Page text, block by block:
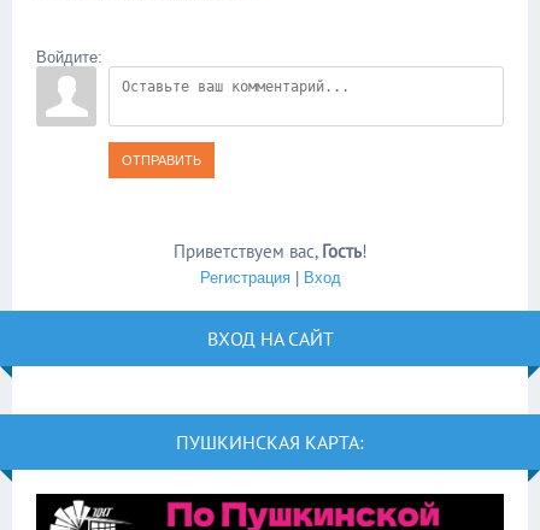
Войдите:
ОТПРАВИТЬ
Приветствуем вас, Гость!
Регистрация| Вход
ВХОД НА САЙТ
ПУШКИНСКАЯ КАРТА: